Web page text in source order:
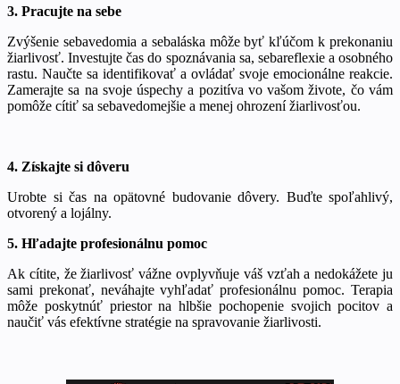
3. Pracujte na sebe
Zvýšenie sebavedomia a sebaláska môže byť kľúčom k prekonaniu
žiarlivosť. Investujte čas do spoznávania sa, sebareflexie a osobného
rastu. Naučte sa identifikovať a ovládať svoje emocionálne reakcie.
Zamerajte sa na svoje úspechy a pozitíva vo vašom živote, čo vám
pomôže cítiť sa sebavedomejšie a menej ohrození žiarlivosťou.
4. Získajte si dôveru
Urobte si čas na opätovné budovanie dôvery. Buďte spoľahlivý,
otvorený a lojálny.
5. Hľadajte profesionálnu pomoc
Ak cítite, že žiarlivosť vážne ovplyvňuje váš vzťah a nedokážete ju
sami prekonať, neváhajte vyhľadať profesionálnu pomoc. Terapia
môže poskytnúť priestor na hlbšie pochopenie svojich pocitov a
naučiť vás efektívne stratégie na spravovanie žiarlivosti.